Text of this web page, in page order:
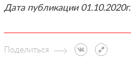
Дата публикации 01.10.2020г.
Поделиться